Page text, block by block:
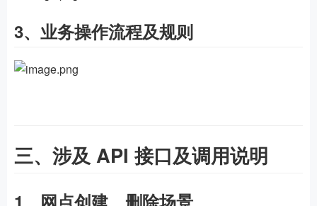
3、业务操作流程及规则
三、涉及 API 接口及调用说明
1、网点创建、删除场景